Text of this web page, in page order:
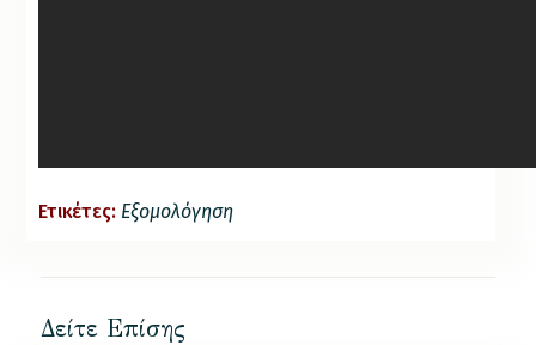
Ετικέτες: Εξομολόγηση
Δείτε Επίσης